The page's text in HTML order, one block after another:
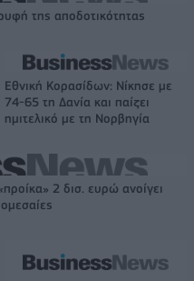
της αποδοτικότητας
Εθνική Κορασίδων: Νίκησε με
74-65 τη Δανία και παίζει
ημιτελικό με τη Νορβηγία
2 δισ. ευρώ ανοίγει